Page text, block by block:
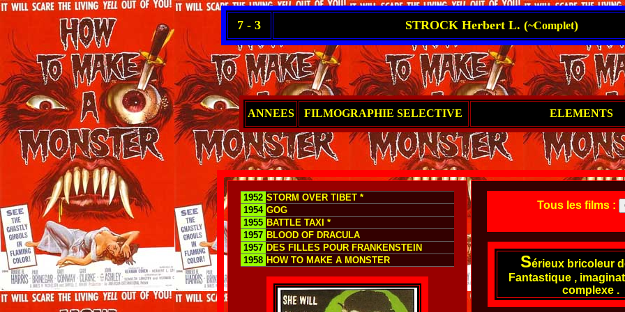
7 - 3 STROCK Herbert L. (~Complet)
ANNEES FILMOGRAPHIE SELECTIVE ELEMENTS
1952 STORM OVER TIBET *
1954 GOG
1955 BATTLE TAXI *
1957 BLOOD OF DRACULA
1957 DES FILLES POUR FRANKENSTEIN
1958 HOW TO MAKE A MONSTER
Tous les films :
Sérieux bricoleur
Fantastique ,
complexe .